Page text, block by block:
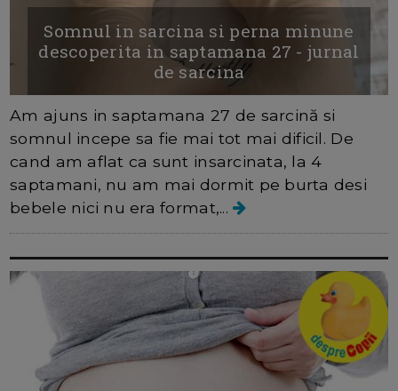
Somnul in sarcina si perna minune
descoperita in saptamana 27 - jurnal
de sarcina
Am ajuns in saptamana 27 de sarcină si
somnul incepe sa fie mai tot mai dificil. De
cand am aflat ca sunt insarcinata, la 4
saptamani, nu am mai dormit pe burta desi
bebele nici nu era format,...